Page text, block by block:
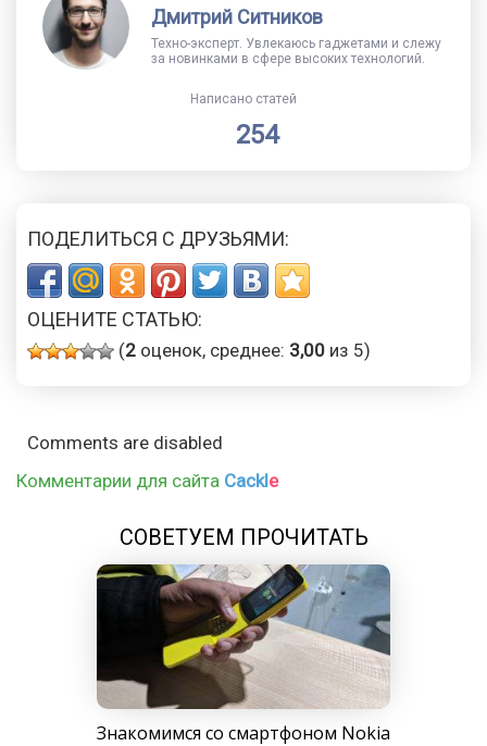
Дмитрий Ситников
Техно-эксперт. Увлекаюсь гаджетами и слежу
за новинками в сфере высоких технологий.
Написано статей
254
ПОДЕЛИТЬСЯ С ДРУЗЬЯМИ:
ОЦЕНИТЕ СТАТЬЮ:
(2 оценок, среднее: 3,00 из 5)
Comments are disabled
Комментарии для сайта Cackle
СОВЕТУЕМ ПРОЧИТАТЬ
Знакомимся со смартфоном Nokia